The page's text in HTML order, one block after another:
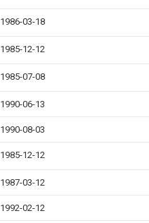
1986-03-18
1985-12-12
1985-07-08
1990-06-13
1990-08-03
1985-12-12
1987-03-12
1992-02-12